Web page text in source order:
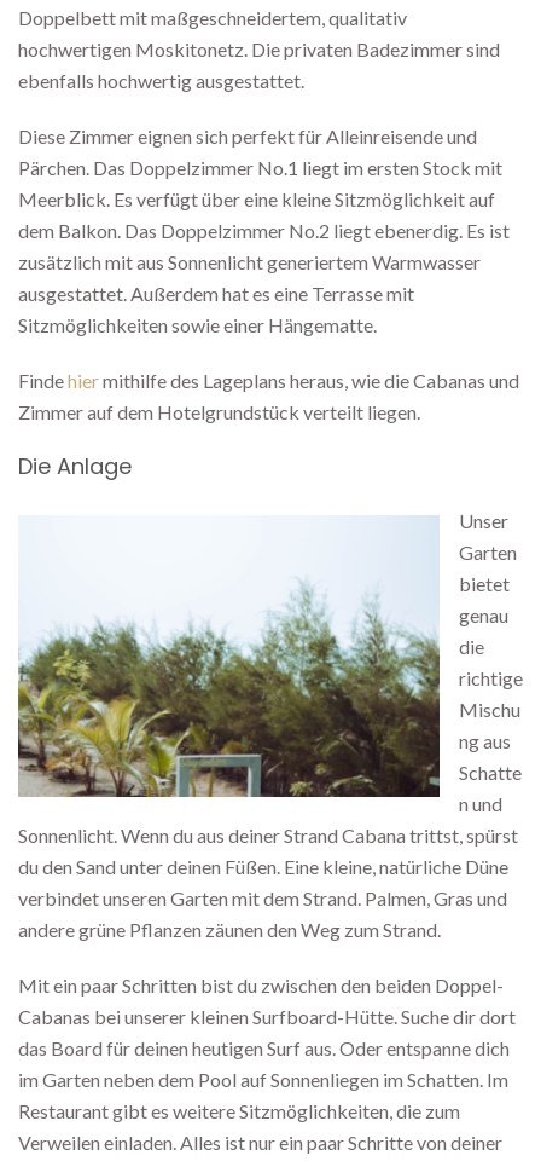
Doppelbett mit maßgeschneidertem, qualitativ
hochwertigen Moskitonetz. Die privaten Badezimmer sind
ebenfalls hochwertig ausgestattet.
Diese Zimmer eignen sich perfekt für Alleinreisende und
Pärchen. Das Doppelzimmer No.1 liegt im ersten Stock mit
Meerblick. Es verfügt über eine kleine Sitzmöglichkeit auf
dem Balkon. Das Doppelzimmer No.2 liegt ebenerdig. Es ist
zusätzlich mit aus Sonnenlicht generiertem Warmwasser
ausgestattet. Außerdem hat es eine Terrasse mit
Sitzmöglichkeiten sowie einer Hängematte.
Findehiermithilfe des Lageplans heraus, wie die Cabanas und
Zimmer auf dem Hotelgrundstück verteilt liegen.
Die Anlage
Unser
Garten
bietet
genau
die
richtige
Mischu
ng aus
Schatte
n und
Sonnenlicht. Wenn du aus deiner Strand Cabana trittst, spürst
du den Sand unter deinen Füßen. Eine kleine, natürliche Düne
verbindet unseren Garten mit dem Strand. Palmen, Gras und
andere grüne Pflanzen zäunen den Weg zum Strand.
Mit ein paar Schritten bist du zwischen den beiden Doppel-
Cabanas bei unserer kleinen Surfboard-Hütte. Suche dir dort
das Board für deinen heutigen Surf aus. Oder entspanne dich
im Garten neben dem Pool auf Sonnenliegen im Schatten. Im
Restaurant gibt es weitere Sitzmöglichkeiten, die zum
Verweilen einladen. Alles ist nur ein paar Schritte von deiner